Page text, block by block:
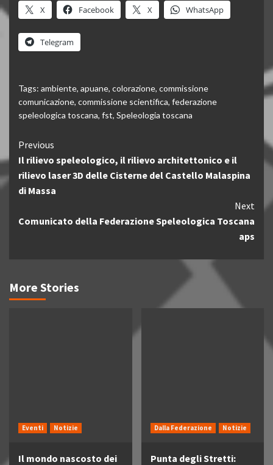
X Facebook X WhatsApp
Telegram
Tags: ambiente, apuane, colorazione, commissione
comunicazione, commissione scientifica, federazione
speleologica toscana, fst, Speleologia toscana
Continue
Reading
Previous
Il rilievo speleologico, il rilievo architettonico e il
rilievo laser 3D delle Cisterne del Castello Malaspina
di Massa
Next
Comunicato della Federazione Speleologica Toscana
aps
More Stories
Eventi Notizie
Il mondo nascosto dei
Dalla Federazione Notizie
Punta degli Stretti: